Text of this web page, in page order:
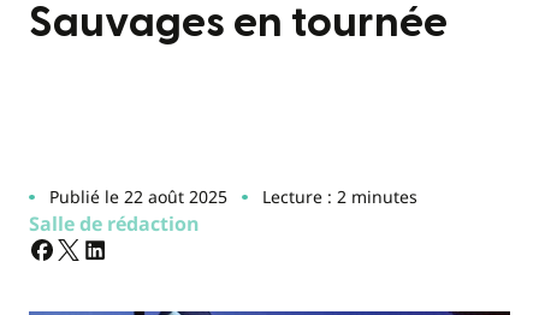
Sauvages en tournée
Publié le 22 août 2025 Lecture : 2 minutes
Salle de rédaction